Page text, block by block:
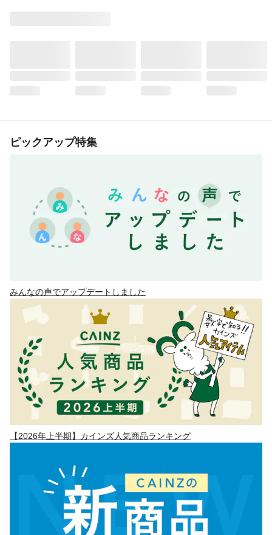
ピックアップ特集
みんなの声でアップデートしました
【2026年上半期】カインズ人気商品ランキング